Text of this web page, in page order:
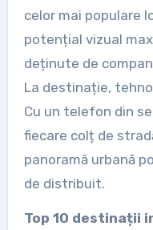
celor mai populare
potențial vizual
deținute de
La destinație,
Cu un telefon din
fiecare colț de
panoramă urbană
de distribuit.
Top 10 destinații